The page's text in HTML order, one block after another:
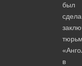
был
в